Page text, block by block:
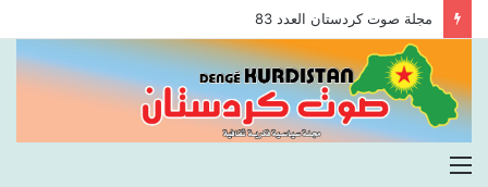
مجلة صوت كردستان العدد 83
القائمة